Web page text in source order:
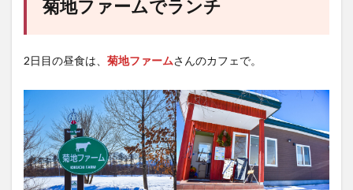
菊地ファームでランチ
2日目の昼食は、 菊地ファームさんのカフェで。